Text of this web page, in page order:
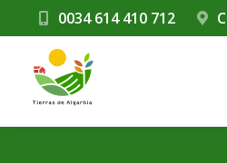
0034 614 410 712